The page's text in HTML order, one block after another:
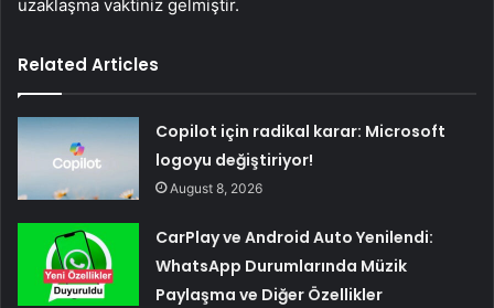
uzaklaşma vaktiniz gelmiştir.
Related Articles
Copilot için radikal karar: Microsoft
logoyu değiştiriyor!
August 8, 2026
CarPlay ve Android Auto Yenilendi:
WhatsApp Durumlarında Müzik
Paylaşma ve Diğer Özellikler